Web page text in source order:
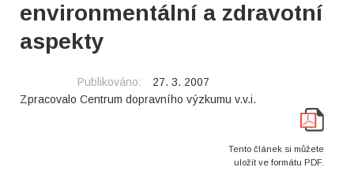
environmentální a zdravotní
aspekty
Publikováno:
27. 3. 2007
Zpracovalo Centrum dopravního výzkumu v.v.i.
Tento článek si můžete
uložit ve formátu PDF.